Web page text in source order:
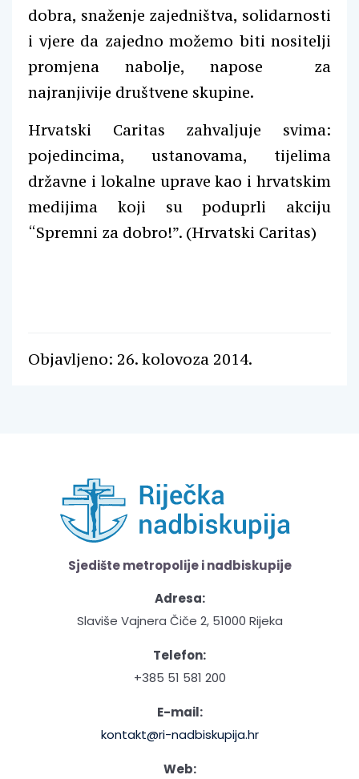
dobra, snaženje zajedništva, solidarnosti
i vjere da zajedno možemo biti nositelji
promjena nabolje, napose za
najranjivije društvene skupine.
Hrvatski Caritas zahvaljuje svima:
pojedincima, ustanovama, tijelima
državne i lokalne uprave kao i hrvatskim
medijima koji su poduprli akciju
“Spremni za dobro!”. (Hrvatski Caritas)
Objavljeno: 26. kolovoza 2014.
Sjedište metropolije i nadbiskupije
Adresa:
Slaviše Vajnera Čiče 2, 51000 Rijeka
Telefon:
+385 51 581 200
E-mail:
kontakt@ri-nadbiskupija.hr
Web: